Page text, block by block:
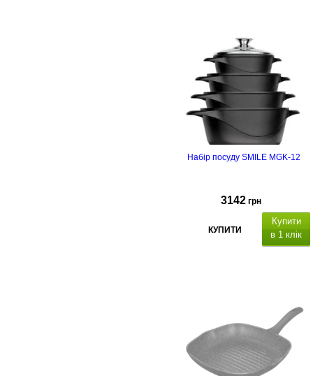
производитель: Польша
Набір посуду SMILE MGK-12
3142 грн
КУПИТИ
Купити
в 1 клік